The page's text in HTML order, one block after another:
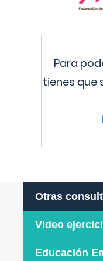
Para
tienes que
Otras
Video
Educación